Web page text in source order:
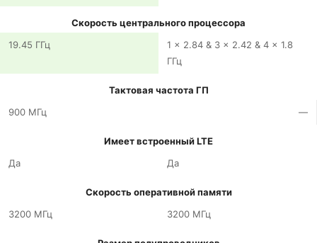
Скорость центрального процессора
19.45 ГГц
1 x 2.84 & 3 x 2.42 & 4 x 1.8
ГГц
Тактовая частота ГП
900 МГц
—
Имеет встроенный LTE
Да
Да
Скорость оперативной памяти
3200 МГц
3200 МГц